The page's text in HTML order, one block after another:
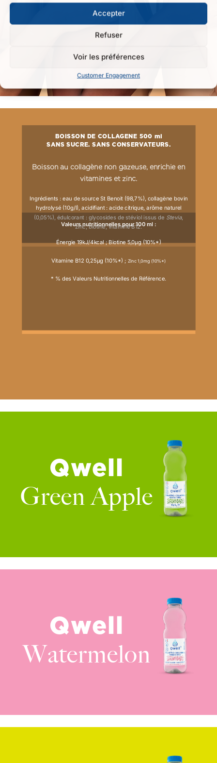
Accepter
Refuser
Voir les préférences
Customer Engagement
BOISSON DE COLLAGENE 500 ml
SANS SUCRE. SANS CONSERVATEURS.
Boisson au collagène non gazeuse, enrichie en
vitamines et zinc.
Ingrédients : eau de source St Benoit (98,7%), collagène bovin
hydrolysé (10g/l), acidifiant : acide citrique, arôme naturel
(0,05%), édulcorant : glycosides de stéviol issus de Stevia,
zinc, biotine, vitamine B12.
Valeurs nutritionnelles pour 100 ml :
Énergie 19kJ/4kcal ;Biotine 5,0μg (10%*)
Vitamine B12 0,25μg (10%*) ; Zinc 1,0mg (10%*)
* % des Valeurs Nutritionnelles de Référence.
Qwell
Green Apple
Qwell
Watermelon